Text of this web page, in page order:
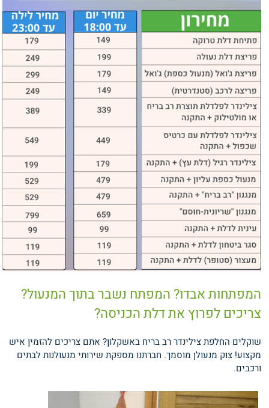
המפתחות אבדו? המפתח נשבר בתוך המנעול?
צריכים לפרוץ את דלת הכניסה?
שוקלים החלפת צילינדר רב בריח באשקלון? אתם צריכים להזמין איש
מקצוע! צוק מנעולן מוסמך. חברתנו מספקת שירותי מנעולנות לבתים
ורכבים.